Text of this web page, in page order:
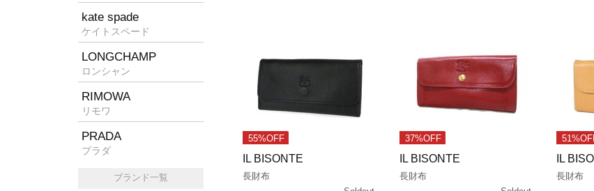
55%OFF
IL BISONTE
長財布
37%OFF
IL BISONTE
長財布
IL
長財布
kate spade
ケイトスペード
LONGCHAMP
ロンシャン
RIMOWA
リモワ
PRADA
プラダ
ブランド一覧